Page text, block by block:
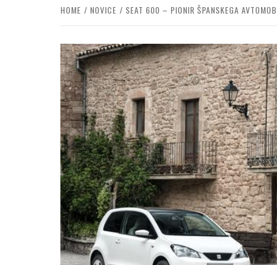
HOME NOVICE SEAT 600 – PIONIR ŠPANSKEGA